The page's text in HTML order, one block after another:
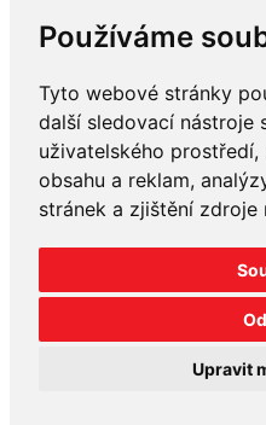
Používáme
Tyto webové stránky
další sledovací nástroje
uživatelského
obsahu a reklam,
stránek a zjištění zdroje
Upravit